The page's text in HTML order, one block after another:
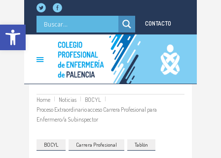
Abrir barra de herramientas CONTACTO
Home Noticias
BOCYL
Proceso Extraordinario acceso Carrera Profesional para
Enfermero/a Subinspector
BOCYL Carrera Profesional Tablón